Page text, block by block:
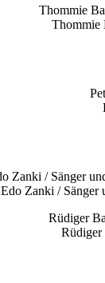
Thommie
Edo Zanki / Sänger
Rüdiger